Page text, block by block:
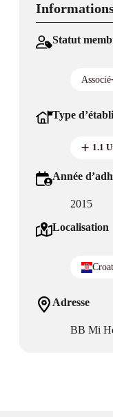
Statut
Associé
Type
1.1
Année
2015
Localisation
Adresse
BB Mi